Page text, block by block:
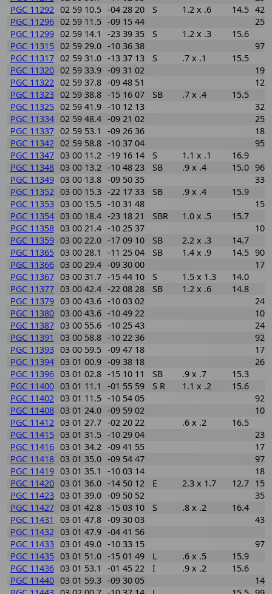
PGC 11292 02 59 10.5 -04 28 20 S 1.2 x .6 14.5
PGC 11296 02 59 11.5 -09 15 44
PGC 11299 02 59 14.1 -23 39 35 S 1.2 x .3
15.6
PGC 11315 02 59 29.0 -10 36 38
PGC 11317 02 59 31.0 -13 37 13 S .7 x .1
15.5
PGC 11320 02 59 33.9 -09 31 02
PGC 11322 02 59 37.8 -09 48 51
PGC 11323 02 59 38.8 -15 16 07 SB .7 x .4
15.5
PGC 11325 02 59 41.9 -10 12 13
PGC 11334 02 59 48.4 -09 21 02
PGC 11337 02 59 53.1 -09 26 36
PGC 11342 02 59 58.8 -10 37 04
PGC 11347 03 00 11.2 -19 16 14 S 1.1 x .1
16.9
PGC 11348 03 00 13.2 -10 48 23 SB .9 x .4 15.0
PGC 11349 03 00 13.8 -09 50 35
PGC 11352 03 00 15.3 -22 17 33 SB .9 x .4
15.9
PGC 11353 03 00 15.5 -10 31 48
PGC 11354 03 00 18.4 -23 18 21 SBR 1.0 x .5
15.7
PGC 11358 03 00 21.4 -10 25 37
PGC 11359 03 00 22.0 -17 09 10 SB 2.2 x .3
14.7
PGC 11365 03 00 28.1 -11 25 04 SB 1.4 x .9 14.5
PGC 11366 03 00 29.4 -09 30 00
PGC 11367 03 00 31.7 -15 44 10 S 1.5 x 1.3
14.0
PGC 11377 03 00 42.4 -22 08 28 SB 1.2 x .6
14.8
PGC 11379 03 00 43.6 -10 03 02
PGC 11380 03 00 43.6 -10 49 22
PGC 11387 03 00 55.6 -10 25 43
PGC 11391
03 00 58.8 -10 22 36
PGC 11393 03 00 59.5 -09 47 18
PGC 11394 03 01 00.9 -09 38 18
PGC 11396 03 01 02.8 -15 10 11 SB .9 x .7
15.3
PGC 11400 03 01 11.1 -01 55 59 S R 1.1 x .2
15.6
PGC 11402 03 01 11.5 -10 54 05
PGC 11408 03 01 24.0 -09 59 02
PGC 11412 03 01 27.7 -02 20 22 .6 x .2
16.5
PGC 11415 03 01 31.5 -10 29 04
PGC 11416 03 01 34.2 -09 41 55
PGC 11418 03 01 35.0 -09 54 47
PGC 11419 03 01 35.1 -10 03 14
PGC 11420 03 01 36.0 -14 50 12 E 2.3 x 1.7 12.7
PGC 11423 03 01 39.0 -09 50 52
PGC 11427 03 01 42.8 -15 03 10 S .8 x .2
16.4
PGC 11431
03 01 47.8 -09 30 03
PGC 11432 03 01 47.9 -04 41 56
PGC 11433 03 01 49.0 -10 33 15
PGC 11435 03 01 51.0 -15 01 49 L .6 x .5
15.9
PGC 11436 03 01 53.1 -01 45 22 I .9 x .2
15.6
PGC 11440 03 01 59.3 -09 30 05